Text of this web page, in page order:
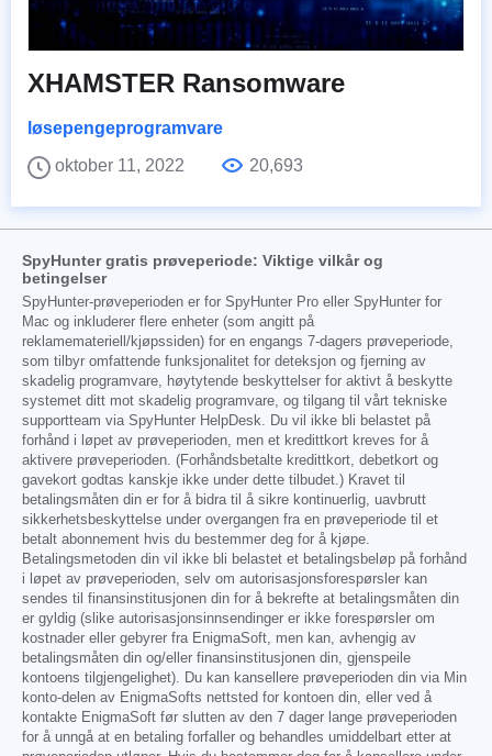
XHAMSTER Ransomware
løsepengeprogramvare
oktober 11, 2022
20,693
SpyHunter gratis prøveperiode: Viktige vilkår og
betingelser
SpyHunter-prøveperioden er for SpyHunter Pro eller SpyHunter for
Mac og inkluderer flere enheter (som angitt på
reklamemateriell/kjøpssiden) for en engangs 7-dagers prøveperiode,
som tilbyr omfattende funksjonalitet for deteksjon og fjerning av
skadelig programvare, høytytende beskyttelser for aktivt å beskytte
systemet ditt mot skadelig programvare, og tilgang til vårt tekniske
supportteam via SpyHunter HelpDesk. Du vil ikke bli belastet på
forhånd i løpet av prøveperioden, men et kredittkort kreves for å
aktivere prøveperioden. (Forhåndsbetalte kredittkort, debetkort og
gavekort godtas kanskje ikke under dette tilbudet.) Kravet til
betalingsmåten din er for å bidra til å sikre kontinuerlig, uavbrutt
sikkerhetsbeskyttelse under overgangen fra en prøveperiode til et
betalt abonnement hvis du bestemmer deg for å kjøpe.
Betalingsmetoden din vil ikke bli belastet et betalingsbeløp på forhånd
i løpet av prøveperioden, selv om autorisasjonsforespørsler kan
sendes til finansinstitusjonen din for å bekrefte at betalingsmåten din
er gyldig (slike autorisasjonsinnsendinger er ikke forespørsler om
kostnader eller gebyrer fra EnigmaSoft, men kan, avhengig av
betalingsmåten din og/eller finansinstitusjonen din, gjenspeile
kontoens tilgjengelighet). Du kan kansellere prøveperioden din via Min
konto-delen av EnigmaSofts nettsted for kontoen din, eller ved å
kontakte EnigmaSoft før slutten av den 7 dager lange prøveperioden
for å unngå at en betaling forfaller og behandles umiddelbart etter at